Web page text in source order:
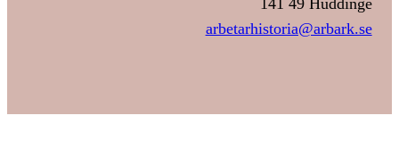
141 49 Huddinge
arbetarhistoria@arbark.se